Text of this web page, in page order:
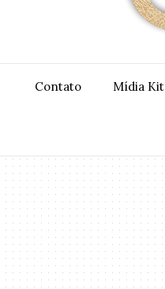
Contato Mídia Kit